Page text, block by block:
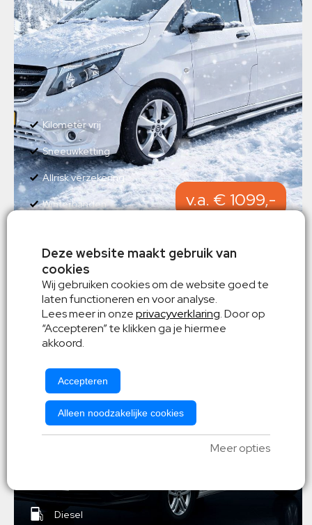
Kilometer vrij
Sneeuwketting
Allrisk verzekering
Winterbanden v.a. € 1099,-
Mercedes Citan
of gelijkwaardig
Diesel
Deze website maakt gebruik van
cookies
Wij gebruiken cookies om de website goed te
laten functioneren en voor analyse.
Lees meer in onzeprivacyverklaring. Door op
“Accepteren” te klikken ga je hiermee
akkoord.
Accepteren
Alleen noodzakelijke cookies
Meer opties